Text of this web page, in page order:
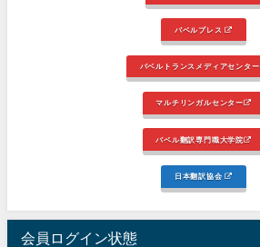
バベルプレス
バベルトランスメディアセンター
マルチリンガルセンター
バベル翻訳専門職大学院
日本翻訳協会
会員ログイン状態